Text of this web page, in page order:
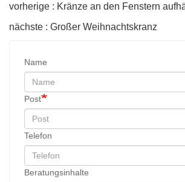
vorherige : Kränze an den Fenstern
nächste : Großer Weihnachtskranz
Name
Post
Telefon
Beratungsinhalte